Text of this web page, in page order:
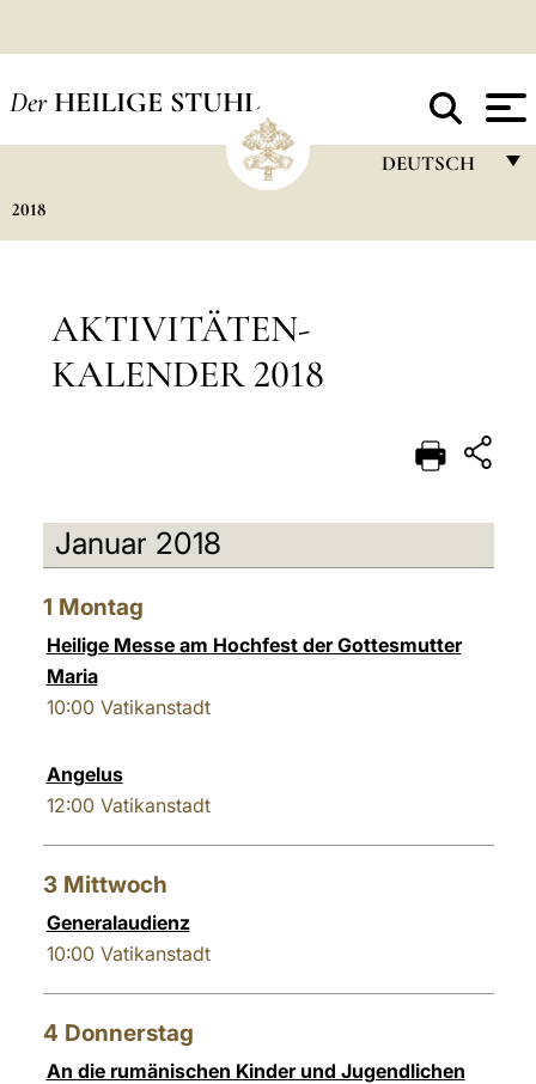
Der HEILIGE STUHL
DEUTSCH
DEUTSCH
2018
AKTIVITÄTEN-
KALENDER 2018
Januar 2018
1 Montag
Heilige Messe am Hochfest der Gottesmutter
Maria
10:00 Vatikanstadt
Angelus
12:00 Vatikanstadt
3 Mittwoch
Generalaudienz
10:00 Vatikanstadt
4 Donnerstag
An die rumänischen Kinder und Jugendlichen